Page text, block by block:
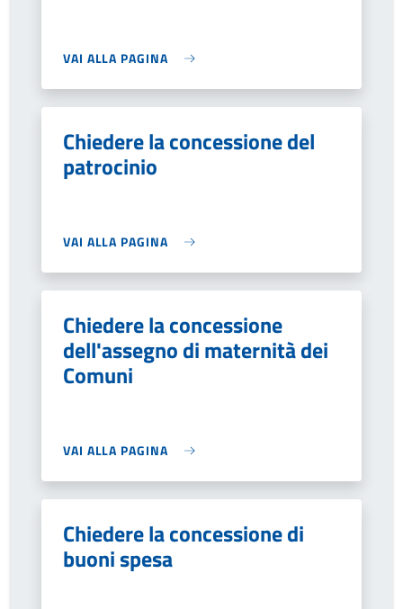
VAI ALLA PAGINA
Chiedere la concessione del
patrocinio
VAI ALLA PAGINA
Chiedere la concessione
dell'assegno di maternità dei
Comuni
VAI ALLA PAGINA
Chiedere la concessione di
buoni spesa